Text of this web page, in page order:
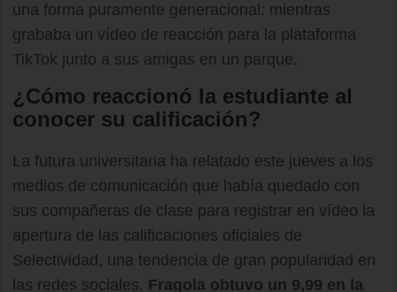
una forma puramente generacional: mientras
grababa un vídeo de reacción para la plataforma
TikTok junto a sus amigas en un parque.
¿Cómo reaccionó la estudiante al
conocer su calificación?
La futura universitaria ha relatado este jueves a los
medios de comunicación que había quedado con
sus compañeras de clase para registrar en vídeo la
apertura de las calificaciones oficiales de
Selectividad, una tendencia de gran popularidad en
las redes sociales. Fragola obtuvo un 9,99 en la